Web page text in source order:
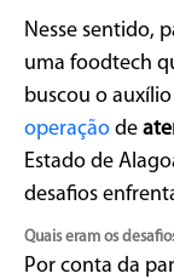
Nesse sentido,
uma foodtech
buscou o
operação de
Estado de
desafios
Quais eram os
Por conta da